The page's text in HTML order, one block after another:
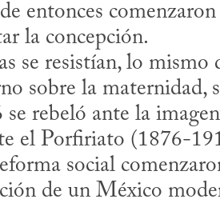
entonces
la concepción.
sobre la maternidad,
rebeló ante la
el Porfiriato (1876-
social
de un México